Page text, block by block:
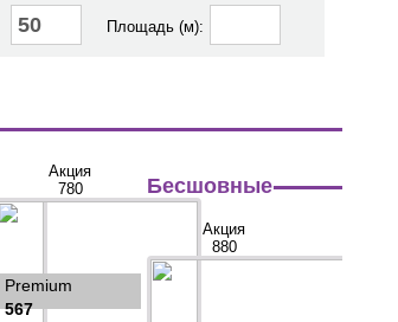
Площадь (м):
Акция
780
Premium
567
Бесшовные
Акция
880